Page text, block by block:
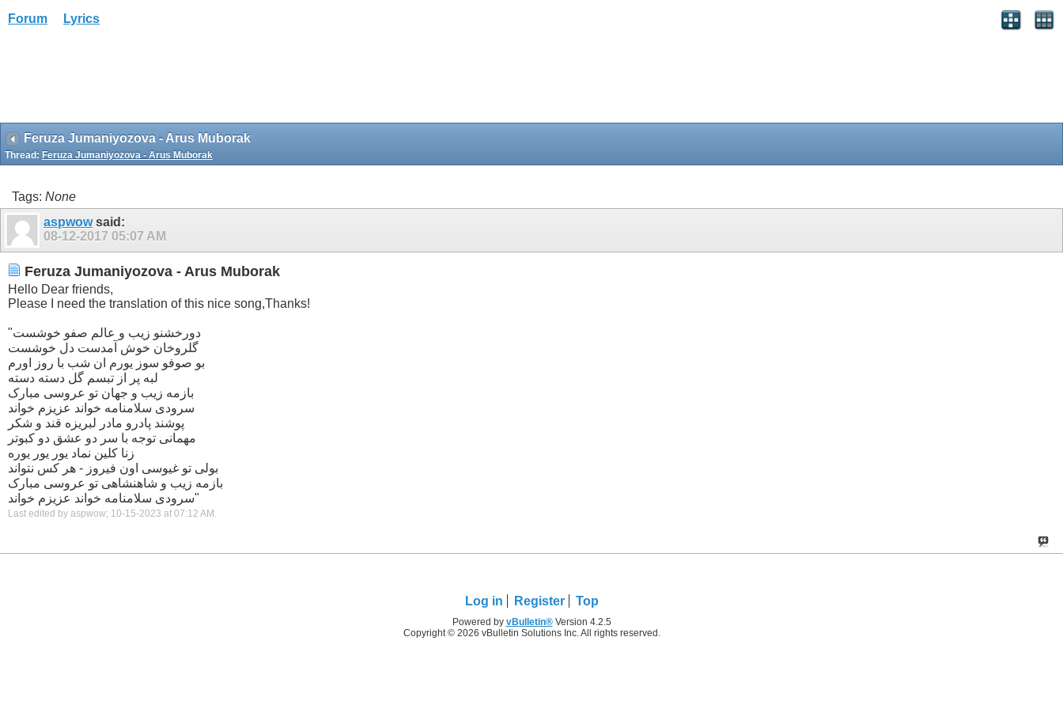
Forum Lyrics
Feruza Jumaniyozova - Arus Muborak
Thread: Feruza Jumaniyozova - Arus Muborak
Tags: None
aspwowsaid:
08-12-2017 05:07 AM
Feruza Jumaniyozova - Arus Muborak
Hello Dear friends,
Please I need the translation of this nice song,Thanks!
"دورخشنو زیب و عالم صفو خوشست
گلروخان خوش آمدست دل خوشست
بو صوفو سوز یورم ان شب با روز اورم
لبه پر از تبسم گل دسته دسته
بازمه زیب و جهان تو عروسی مبارک
سرودی سلامنامه خواند عزیزم خواند
پوشند پادرو مادر لبریزه قند و شکر
مهمانی توجه با سر دو عشق دو کبوتر
زنا کلین نماد یور یور یوره
بولی تو غیوسی اون فیروز - هر کس نتواند
بازمه زیب و شاهنشاهی تو عروسی مبارک
سرودی سلامنامه خواند عزیزم خواند"
Last edited by aspwow; 10-15-2023 at 07:12 AM .
Log in Register Top
Powered by vBulletin®Version 4.2.5
Copyright © 2026 vBulletin Solutions Inc. All rights reserved.